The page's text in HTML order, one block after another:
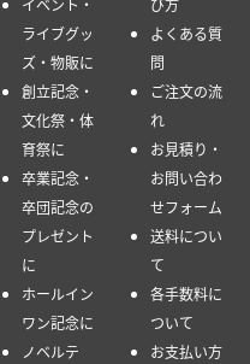
イベント・
ライブグッ
ズ・物販に
創立記念・
文化祭・体
育祭に
卒業記念・
卒団記念の
プレゼント
に
ホールイン
ワン記念に
ノベルテ
び方
よくある質
問
ご注文の流
れ
お見積り・
お問い合わ
せフォーム
送料につい
て
各手数料に
ついて
お支払い方